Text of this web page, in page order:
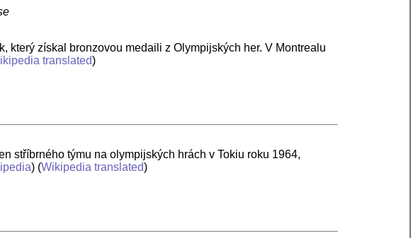
který získal bronzovou medaili z Olympijských her. V Montrealu
translated)
stříbrného týmu na olympijských hrách v Tokiu roku 1964,
) (Wikipedia translated)